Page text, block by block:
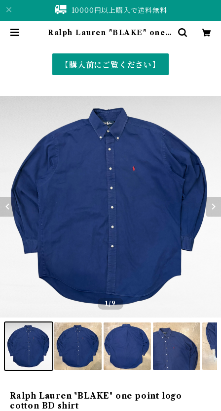
10000円以上購入で送料無料
Ralph Lauren "BLAKE" one p
hop〈古着&vintage〉
【購入前にご覧ください】
1/9
Ralph Lauren "BLAKE" one point logo
cotton BD shirt